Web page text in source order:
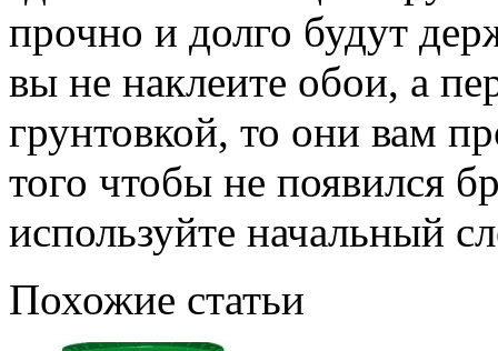
прочно и долго будут
вы не наклеите обои, а
грунтовкой, то они вам
того чтобы не появился
используйте начальный
Похожие статьи